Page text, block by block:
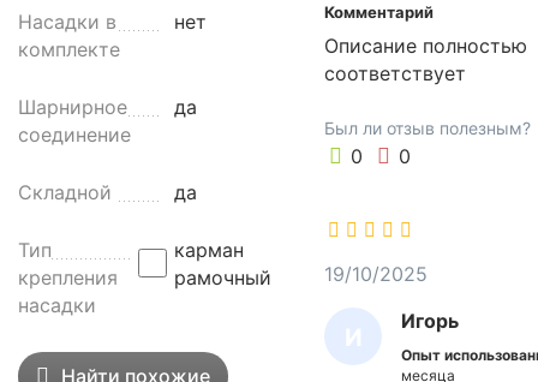
-
G
р
е
н
з
н
а
е
Насадки в
комплекте
нет
Шарнирное
соединение
да
Складной да
Тип
крепления
насадки
карман
рамочный
Найти похожие
И
И
Р
Комментарий
Описание полностью
соответствует
Был ли отзыв полезным?
0 0
И
Г
Игорь
Опыт
месяца
19/10/2025